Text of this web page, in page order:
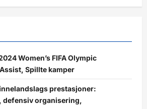
Women’s FIFA Olympic
Spillte kamper
prestasjoner:
organisering,